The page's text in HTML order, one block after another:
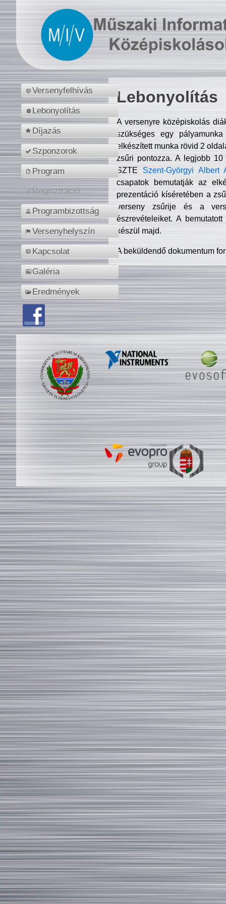
Versenyfelhívás
Lebonyolítás
Díjazás
Szponzorok
Program
Regisztráció
Programbizottság
Versenyhelyszín
Kapcsolat
Galéria
Eredmények
Lebonyolítás
A versenyre középiskolás
szükséges egy
elkészített munka rövid 2
zsűri pontozza. A legjobb
SZTE Szent-Györgyi Albert
csapatok bemutatják az
prezentáció kíséretében a
verseny zsűrije és a
észrevételeiket. A
készül majd.
A beküldendő dokumentum